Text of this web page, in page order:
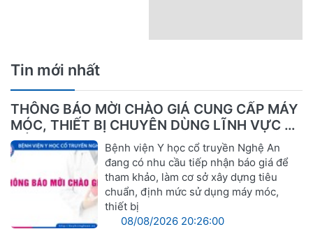
Tin mới nhất
THÔNG BÁO MỜI CHÀO GIÁ CUNG CẤP MÁY
MÓC, THIẾT BỊ CHUYÊN DÙNG LĨNH VỰC Y
TẾ
Bệnh viện Y học cổ truyền Nghệ An
đang có nhu cầu tiếp nhận báo giá để
tham khảo, làm cơ sở xây dựng tiêu
chuẩn, định mức sử dụng máy móc,
thiết bị
08/08/2026 20:26:00